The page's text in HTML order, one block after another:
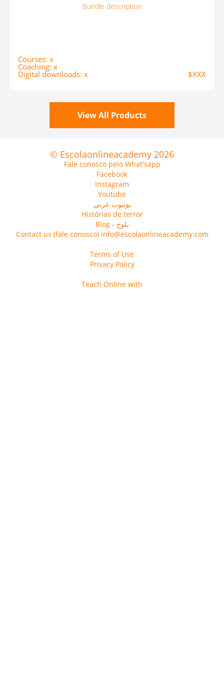
Bundle description
Courses: x
Coaching: x
Digital downloads: x $XXX
View All Products
© Escolaonlineacademy 2026
Fale conosco pelo What'sapp
Facebook
Instagram
Youtube
يوتيوب عربي
Histórias de terror
Blog - بلوج
Contact us (fale conosco) info@escolaonlineacademy.com
Terms of Use
Privacy Policy
Teach Online with